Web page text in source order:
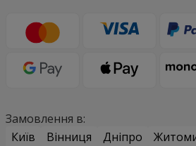
Замовлення в:
Київ
Вінниця Дніпро